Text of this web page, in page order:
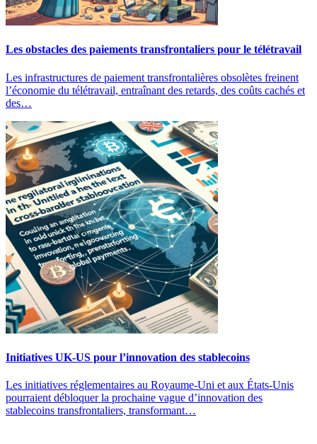
Les obstacles des paiements transfrontaliers pour le télétravail
Les infrastructures de paiement transfrontalières obsolètes freinent
l’économie du télétravail, entraînant des retards, des coûts cachés et
des…
Initiatives UK-US pour l’innovation des stablecoins
Les initiatives réglementaires au Royaume-Uni et aux États-Unis
pourraient débloquer la prochaine vague d’innovation des
stablecoins transfrontaliers, transformant…